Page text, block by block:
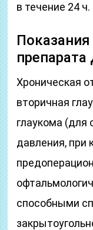
в течение 24 ч.
Хроническая
вторичная
глаукома (для
давления, при
способными